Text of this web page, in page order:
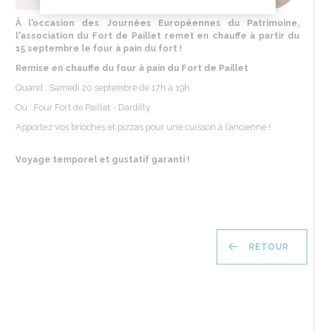
À l'occasion des Journées Européennes du Patrimoine,
l'association du Fort de Paillet remet en chauffe à partir du
15 septembre le four à pain du fort !
Remise en chauffe du four à pain du Fort de Paillet
Quand : Samedi 20 septembrede 17h à 19h
Où : Four Fort de Paillet- Dardilly
Apportez vosbrioches et pizzas pour une cuisson à l’ancienne!
Voyage temporelet gustatif garanti!
RETOUR